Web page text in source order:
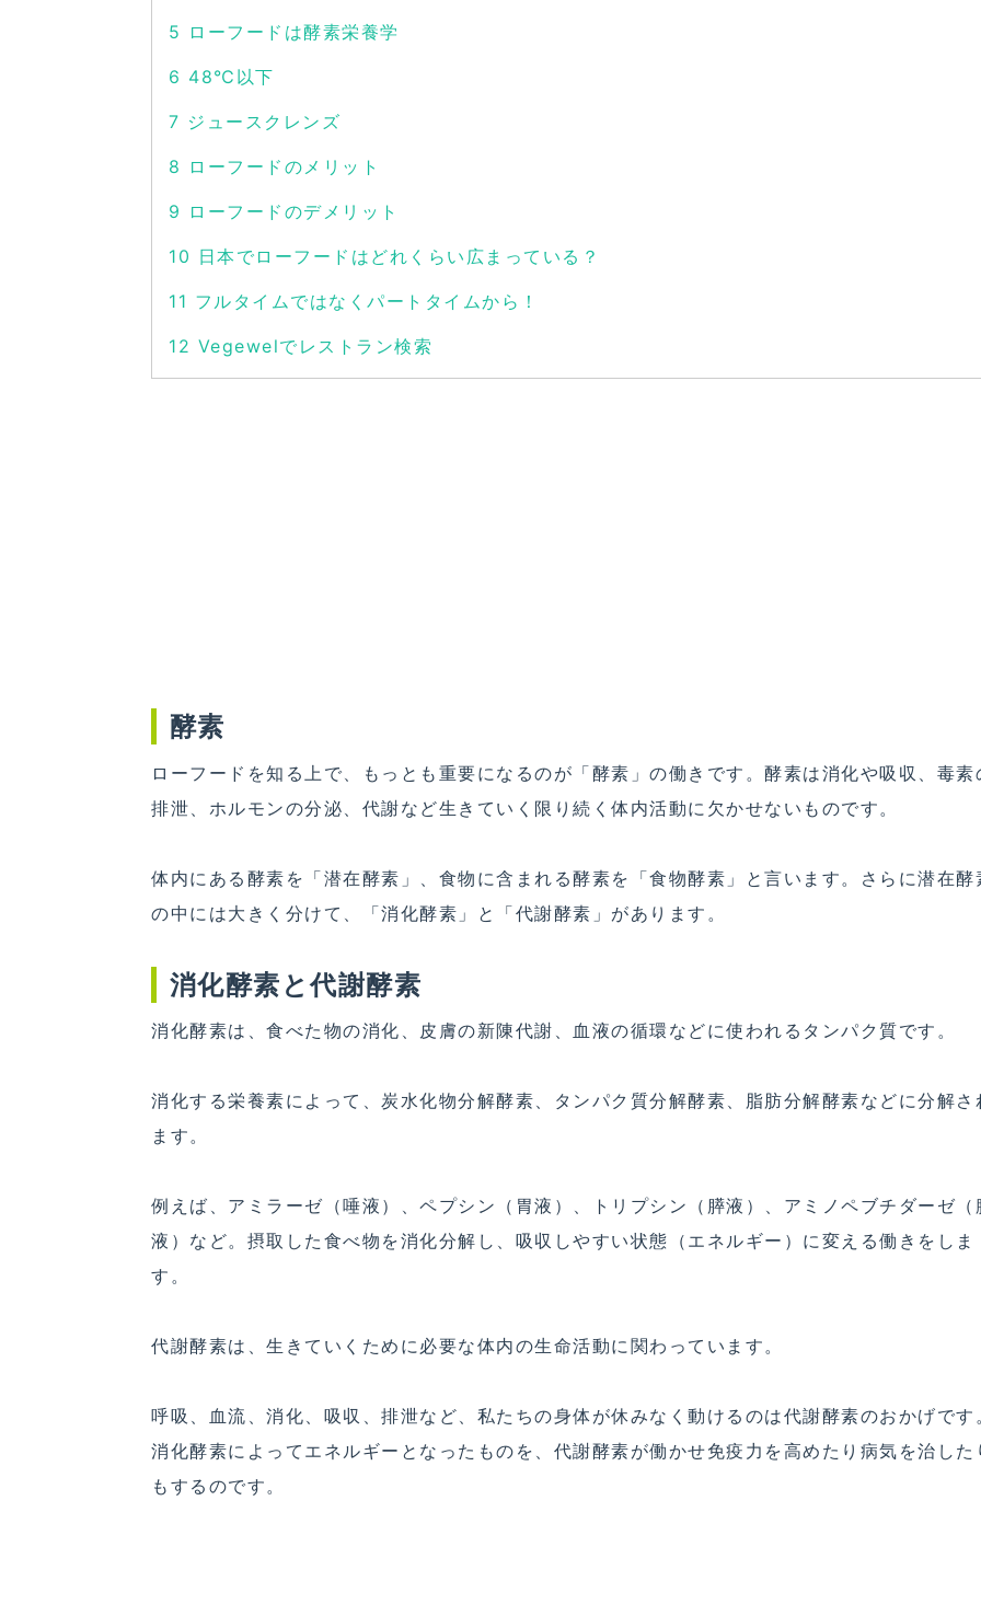
5 ローフードは酵素栄養学
6 48℃以下
7 ジュースクレンズ
8 ローフードのメリット
9 ローフードのデメリット
10 日本でローフードはどれくらい広まっている？
11 フルタイムではなくパートタイムから！
12 Vegewelでレストラン検索
酵素
ローフードを知る上で、もっとも重要になるのが「酵素」の働きです。酵素は消化や吸収、毒素
排泄、ホルモンの分泌、代謝など生きていく限り続く体内活動に欠かせないものです。
体内にある酵素を「潜在酵素」、食物に含まれる酵素を「食物酵素」と言います。さらに潜在酵
の中には大きく分けて、「消化酵素」と「代謝酵素」があります。
消化酵素と代謝酵素
消化酵素は、食べた物の消化、皮膚の新陳代謝、血液の循環などに使われるタンパク質です。
消化する栄養素によって、炭水化物分解酵素、タンパク質分解酵素、脂肪分解酵素などに分解さ
ます。
例えば、アミラーゼ（唾液）、ペプシン（胃液）、トリプシン（膵液）、アミノペブチダーゼ（
液）など。摂取した食べ物を消化分解し、吸収しやすい状態（エネルギー）に変える働きをしま
す。
代謝酵素は、生きていくために必要な体内の生命活動に関わっています。
呼吸、血流、消化、吸収、排泄など、私たちの身体が休みなく動けるのは代謝酵素のおかげです
消化酵素によってエネルギーとなったものを、代謝酵素が働かせ免疫力を高めたり病気を治した
もするのです。